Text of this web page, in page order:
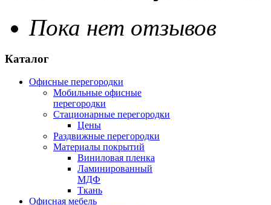
Пока нет отзывов
Каталог
Офисные перегородки
Мобильные офисные
перегородки
Стационарные перегородки
Цены
Раздвижные перегородки
Материалы покрытий
Виниловая пленка
Ламинированный
МДФ
Ткань
Офисная мебель